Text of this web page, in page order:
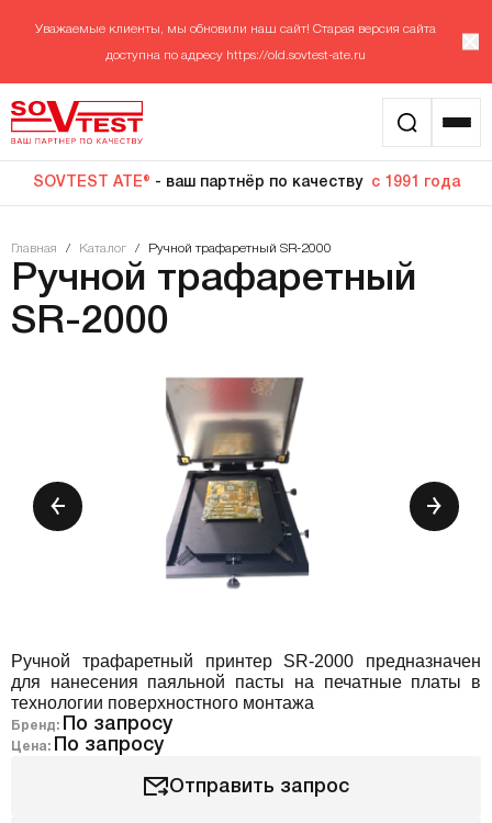
Уважаемые клиенты, мы обновили наш сайт! Старая версия сайта
доступна по адресу https://old.sovtest-ate.ru
SOVTEST ATE® - ваш партнёр по качеству с 1991 года
Главная / Каталог / Ручной трафаретный SR-2000
Ручной трафаретный
SR-2000
Ручной трафаретный принтер SR-2000 предназначен
для нанесения паяльной пасты на печатные платы в
технологии поверхностного монтажа
Бренд: По запросу
Цена: По запросу
Отправить запрос